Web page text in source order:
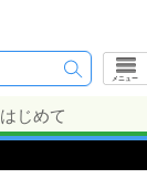
メニュー
はじめて